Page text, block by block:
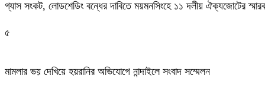
গ্যাস সংকট, লোডশেডিং বন্ধের দাবিতে ময়মনসিংহে ১১ দলীয় ঐক্যজোটের
৫
মামলার ভয় দেখিয়ে হয়রানির অভিযোগে নান্দাইলে সংবাদ সম্মেলন